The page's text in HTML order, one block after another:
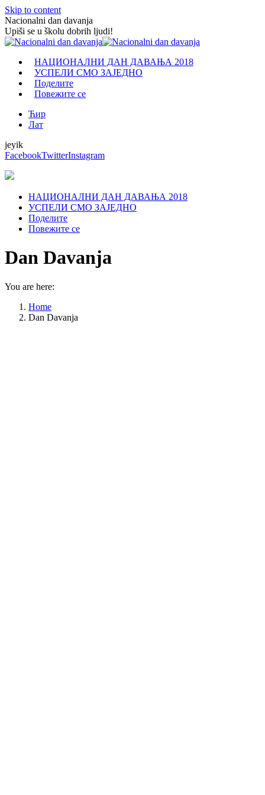
Skip to content
Nacionalni dan davanja
Upiši se u školu dobrih ljudi!
НАЦИОНАЛНИ ДАН ДАВАЊА 2018
УСПЕЛИ СМО ЗАЈЕДНО
Поделите
Повежите се
Ћир
Лат
jeyik
FacebookTwitterInstagram
НАЦИОНАЛНИ ДАН ДАВАЊА 2018
УСПЕЛИ СМО ЗАЈЕДНО
Поделите
Повежите се
Dan Davanja
You are here:
Home
Dan Davanja